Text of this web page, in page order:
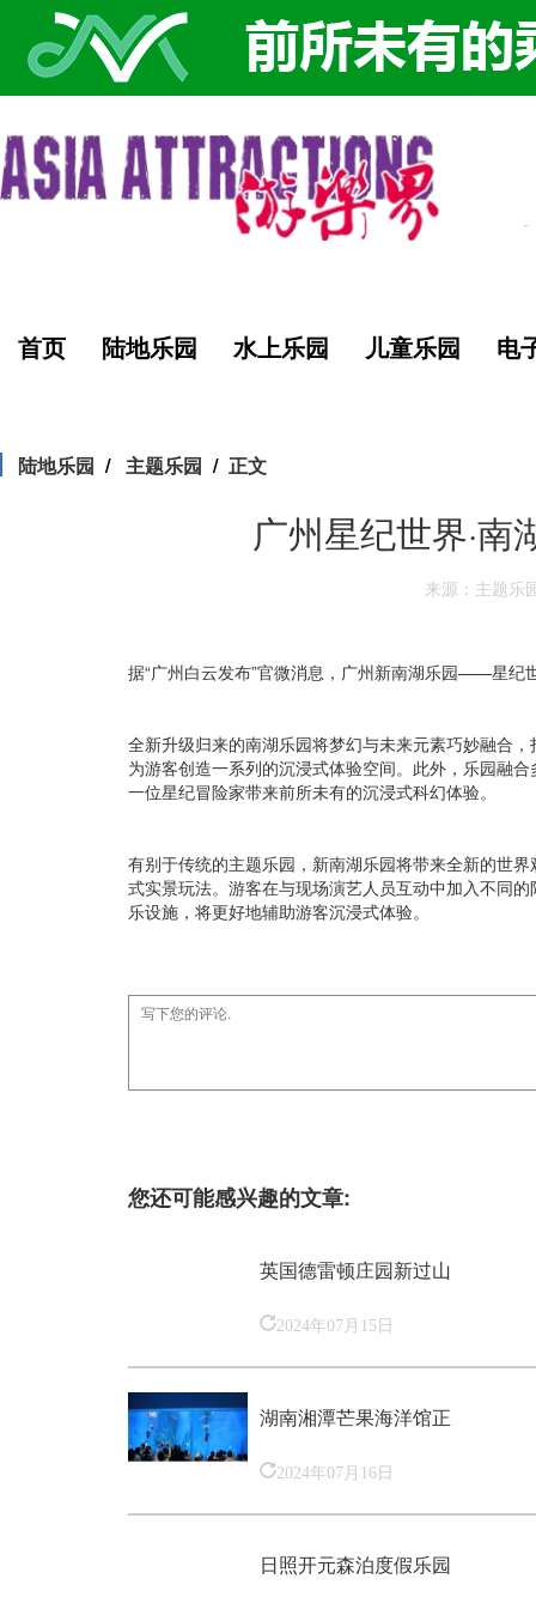
首页 陆地乐园 水上乐园 儿童乐园 电
陆地乐园 主题乐园 正文
广州星纪世界·
来源：主题乐
据“广州白云发布”官微消息，广州新南湖乐园——星纪
全新升级归来的南湖乐园将梦幻与未来元素巧妙融合
为游客创造一系列的沉浸式体验空间。此外，乐园融
一位星纪冒险家带来前所未有的沉浸式科幻体验。
有别于传统的主题乐园，新南湖乐园将带来全新的世
式实景玩法。游客在与现场演艺人员互动中加入不同
乐设施，将更好地辅助游客沉浸式体验。
您还可能感兴趣的文章:
英国德雷顿庄园新过山
2024年07月15日
湖南湘潭芒果海洋馆正
2024年07月16日
日照开元森泊度假乐园